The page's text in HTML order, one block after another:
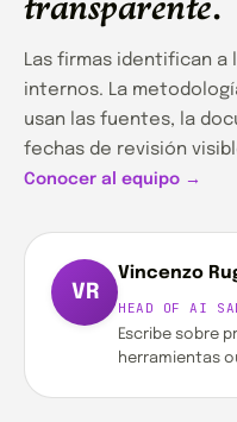
.
Las firmas identifican
internos. La
usan las fuentes, la
fechas de revisión
Conocer al equipo →
VR
Vincenzo
HEAD OF AI
Escribe sobre
herramientas